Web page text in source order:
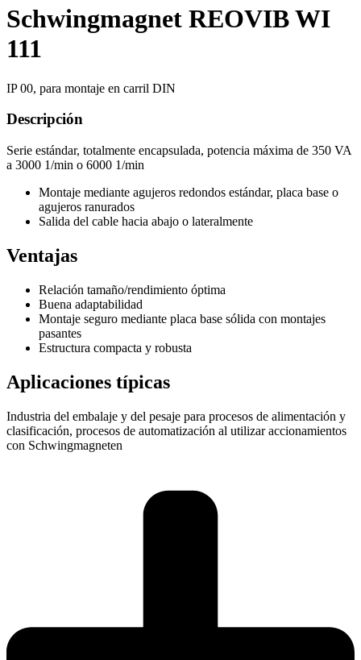
Schwingmagnet REOVIB WI
111
IP 00, para montaje en carril DIN
Descripción
Serie estándar, totalmente encapsulada, potencia máxima de 350 VA
a 3000 1/min o 6000 1/min
Montaje mediante agujeros redondos estándar, placa base o
agujeros ranurados
Salida del cable hacia abajo o lateralmente
Ventajas
Relación tamaño/rendimiento óptima
Buena adaptabilidad
Montaje seguro mediante placa base sólida con montajes
pasantes
Estructura compacta y robusta
Aplicaciones típicas
Industria del embalaje y del pesaje para procesos de alimentación y
clasificación, procesos de automatización al utilizar accionamientos
con Schwingmagneten